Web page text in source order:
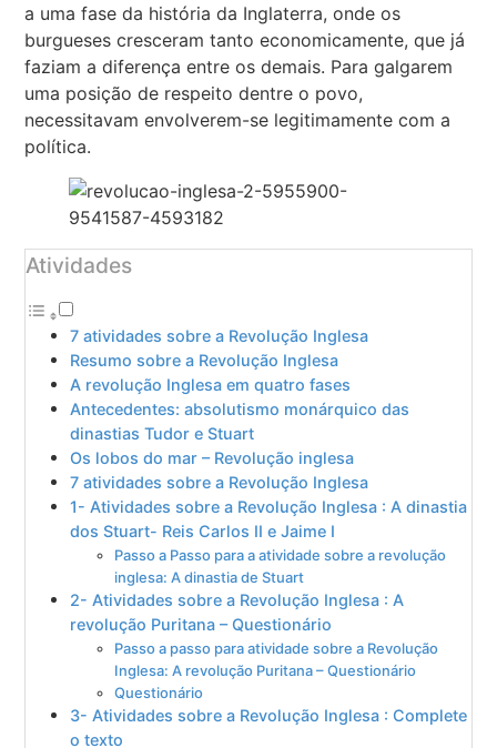
a uma fase da história da Inglaterra, onde os
burgueses cresceram tanto economicamente, que já
faziam a diferença entre os demais. Para galgarem
uma posição de respeito dentre o povo,
necessitavam envolverem-se legitimamente com a
política.
Atividades
7 atividades sobre a Revolução Inglesa
Resumo sobre a Revolução Inglesa
A revolução Inglesa em quatro fases
Antecedentes: absolutismo monárquico das
dinastias Tudor e Stuart
Os lobos do mar – Revolução inglesa
7 atividades sobre a Revolução Inglesa
1- Atividades sobre a Revolução Inglesa : A dinastia
dos Stuart- Reis Carlos II e Jaime I
Passo a Passo para a atividade sobre a revolução
inglesa: A dinastia de Stuart
2- Atividades sobre a Revolução Inglesa : A
revolução Puritana – Questionário
Passo a passo para atividade sobre a Revolução
Inglesa: A revolução Puritana – Questionário
Questionário
3- Atividades sobre a Revolução Inglesa : Complete
o texto